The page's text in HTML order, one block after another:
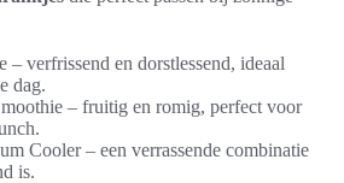
– verfrissend en dorstlessend, ideaal
dag.
– fruitig en romig, perfect voor
Cooler – een verrassende combinatie
is.